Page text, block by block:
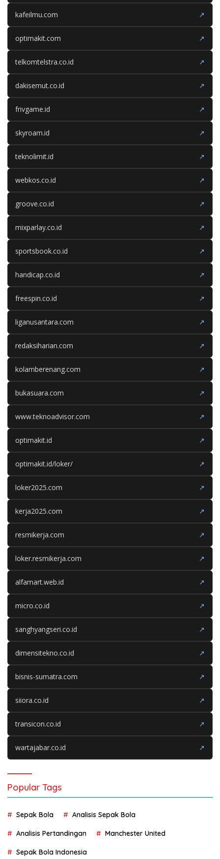
kafeilmu.com ↗
optimakit.com ↗
telkomtelstra.co.id ↗
dakisemut.co.id ↗
frivgame.id ↗
skyroam.id ↗
teknolimit.id ↗
webkos.co.id ↗
groove.co.id ↗
mixparlay.co.id ↗
sportsbook.co.id ↗
handicap.co.id ↗
freespin.co.id ↗
liganusantara.com ↗
redaksiharian.com ↗
kolamberenang.com ↗
bukasuara.com ↗
www.teknoadvisor.com ↗
optimakit.id ↗
optimakit.id/loker/ ↗
loker2025.com ↗
kerja2025.com ↗
resmikerja.com ↗
loker.resmikerja.com ↗
alfamart.web.id ↗
micro.co.id ↗
sanghyangseri.co.id ↗
dimensitekno.co.id ↗
bisnis-sumatra.com ↗
siiora.co.id ↗
transicon.co.id ↗
wartajabar.co.id ↗
Popular Tags
Sepak Bola Analisis Sepak Bola
Analisis Pertandingan Manchester United
Sepak Bola Indonesia